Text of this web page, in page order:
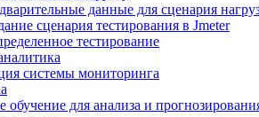
данные для сценария
сценария тестирования в Jmeter
тестирование
системы мониторинга
для анализа и